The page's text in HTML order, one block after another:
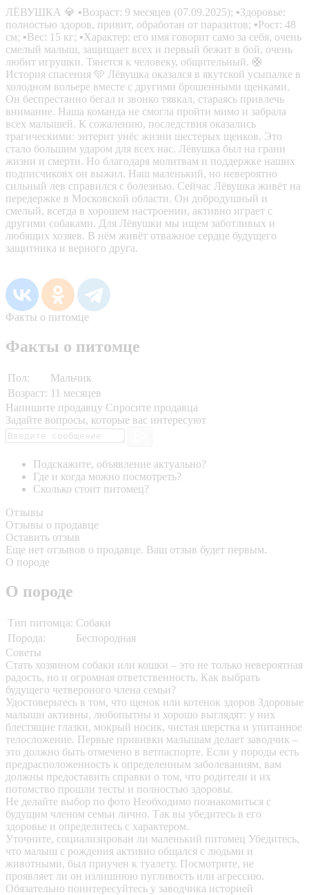
ЛЁВУШКА 💎 ▪️Возраст: 9 месяцев (07.09.2025); ▪️Здоровье:
полностью здоров, привит, обработан от паразитов; ▪️Рост: 48
см; ▪️Вес: 15 кг; ▪️Характер: его имя говорит само за себя, очень
смелый малыш, защищает всех и первый бежит в бой, очень
любит игрушки. Тянется к человеку, общительный. 🛟
История спасения 🩵 Лёвушка оказался в якутской усыпалке в
холодном вольере вместе с другими брошенными щенками.
Он беспрестанно бегал и звонко тявкал, стараясь привлечь
внимание. Наша команда не смогла пройти мимо и забрала
всех малышей. К сожалению, последствия оказались
трагическими: энтерит унёс жизни шестерых щенков. Это
стало большим ударом для всех нас. Лёвушка был на грани
жизни и смерти. Но благодаря молитвам и поддержке наших
подписчиковх он выжил. Наш маленький, но невероятно
сильный лев справился с болезнью. Сейчас Лёвушка живёт на
передержке в Московской области. Он добродушный и
смелый, всегда в хорошем настроении, активно играет с
другими собаками. Для Лёвушки мы ищем заботливых и
любящих хозяев. В нём живёт отважное сердце будущего
защитника и верного друга.
Факты о питомце
Факты о питомце
Пол:
Мальчик
Возраст: 11 месяцев
Напишите продавцу Спросите продавца
Задайте вопросы, которые вас интересуют
Подскажите, объявление актуально?
Где и когда можно посмотреть?
Сколько стоит питомец?
Отзывы
Отзывы о продавце
Оставить отзыв
Еще нет отзывов о продавце. Ваш отзыв будет первым.
О породе
О породе
Тип питомца: Собаки
Порода:
Беспородная
Советы
Стать хозяином собаки или кошки – это не только невероятная
радость, но и огромная ответственность. Как выбрать
будущего четвероного члена семьи?
Удостоверьтесь в том, что щенок или котенок здоров Здоровые
малыши активны, любопытны и хорошо выглядят: у них
блестящие глазки, мокрый носик, чистая шерстка и упитанное
телосложение. Первые прививки малышам делает заводчик –
это должно быть отмечено в ветпаспорте. Если у породы есть
предрасположенность к определенным заболеваниям, вам
должны предоставить справки о том, что родители и их
потомство прошли тесты и полностью здоровы.
Не делайте выбор по фото Необходимо познакомиться с
будущим членом семьи лично. Так вы убедитесь в его
здоровье и определитесь с характером.
Уточните, социализирован ли маленький питомец Убедитесь,
что малыш с рождения активно общался с людьми и
животными, был приучен к туалету. Посмотрите, не
проявляет ли он излишнюю пугливость или агрессию.
Обязательно поинтересуйтесь у заводчика историей